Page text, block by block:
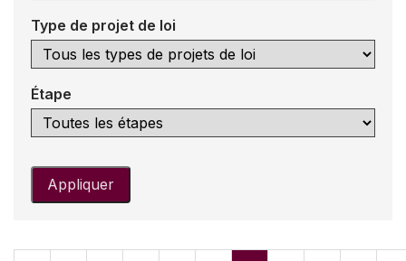
Type de projet de loi
Étape
Appliquer